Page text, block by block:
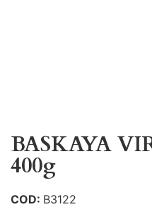
BASKAYA
400g
COD: B3122